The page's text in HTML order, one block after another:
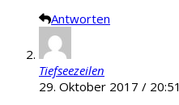
Antworten
Tiefseezeilen
29. Oktober 2017 / 20:51